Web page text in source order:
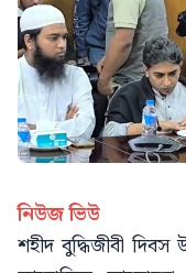
নিউজ ভিউ
শহীদ বুদ্ধিজীবী